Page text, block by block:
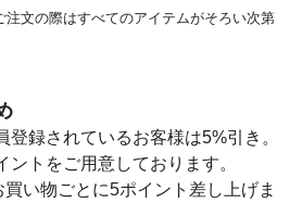
文の際はすべてのアイテムがそろい次第
登録されているお客様は5%引き。
トをご用意しております。
い物ごとに5ポイント差し上げま